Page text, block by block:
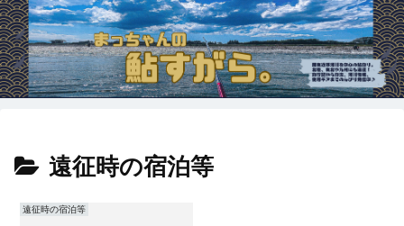
遠征時の宿泊等
遠征時の宿泊等